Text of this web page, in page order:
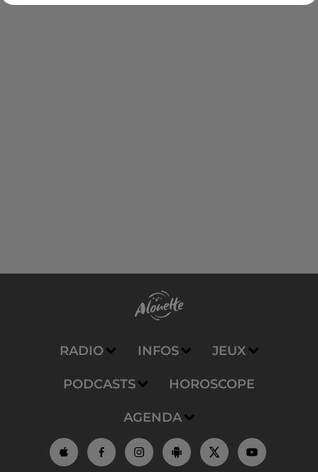
RADIO INFOS JEUX
PODCASTS HOROSCOPE
AGENDA